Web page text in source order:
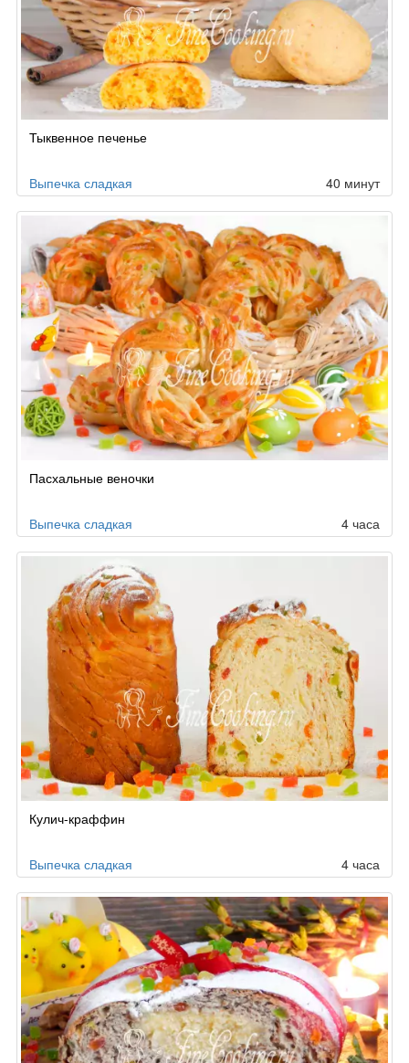
Тыквенное печенье
Выпечка сладкая 40 минут
Пасхальные веночки
Выпечка сладкая 4 часа
Кулич-краффин
Выпечка сладкая 4 часа